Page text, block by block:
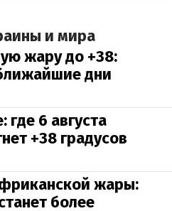
и мира
жару до +38:
дни
6 августа
+38 градусов
жары:
более